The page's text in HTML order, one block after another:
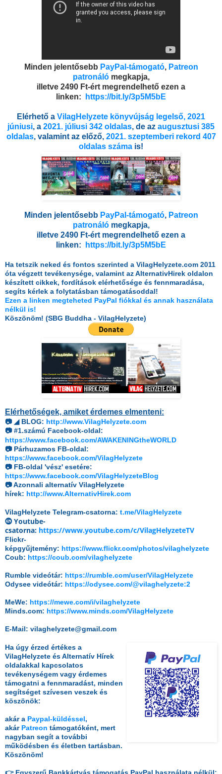
Minden jelentősebb PayPal-támogató, Patreon
patronálómegkapja,
illetve 2490 Ft-ért megrendelhető ezen a
linken:
https://bit.ly/3p5M5bE
Elérhető a VilagHelyzete könyvújság legelső, 2021
júniusi, a 2021. júliusi 342 oldalas, de az augusztusi 385
oldalas, valamint az előző, 2021. szeptemberi rekord 407
oldalas száma is!
Minden jelentősebb PayPal-támogató, Patreon
patronálómegkapja,
illetve 2490 Ft-ért megrendelhető ezen a
linken:
https://bit.ly/3p5M5bE
Ha tetszik neked és fontos szerinted a VilagHelyzete.com 2011
óta végzett tevékenysége, valamint az AlternativHirek oldalon
készített cikkek, fordítások elérhetősége és fennmaradása,
segíts kérlek a folytatásban támogatásoddal!
Ezen a linken megteheted PayPal fiókkal és annak használata
nélkül is!
Köszönöm! (SBG Buddha - VilagHelyzete)
Elérhetőségek, amiket érdemes elmenteni:
📷 ◢ BLOG: http://www.VilagHelyzete.com
📷 #1.számú Facebook-oldal:
https://www.facebook.com/AWAKENINGtheWORLD
📷 Párhuzamos FB-oldal:
https://www.facebook.com/VilagHelyzete
📷 FB-oldal 'vész' esetére:
https://www.facebook.com/VilagHelyzeteBlog
📷 Azonnali alternatív VilagHelyzete
hírek: http://www.AlternativHirek.com
VilagHelyzete Telegram-csatorna: t.me/VilagHelyzete
⓹ Youtube-
csatorna: https://www.youtube.com/c/VilagHelyzeteTV
Flickr-
képgyűjtemény: https://www.flickr.com/photos/vilaghelyzete
Coub: https://coub.com/vilaghelyzete
Rumble videótár: https://rumble.com/user/VilagHelyzete
Odysee videótár: https://odysee.com/@vilaghelyzete:2
MeWe: https://mewe.com/i/vilaghelyzete
Minds.com: https://www.minds.com/VilagHelyzete
E-Mail: vilaghelyzete@gmail.com
Ha úgy érzed értékes a
VilagHelyzete és Alternatív Hírek
oldalakkal kapcsolatos
tevékenységem vagy érdemes
támogatni a fennmaradást, minden
segítséget szívesen veszek és
köszönök:
akár a Paypal-küldéssel,
akár Patreon támogatóként, mert
nagyban segít a további
működésben és életben tartásban.
Köszönöm!